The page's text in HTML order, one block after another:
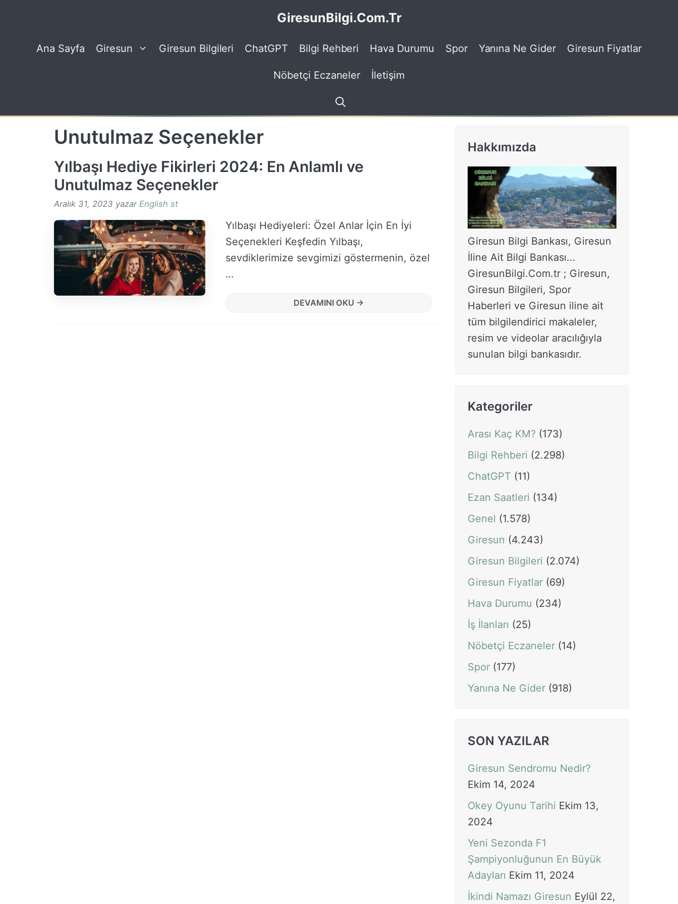
GiresunBilgi.Com.Tr
Ana Sayfa Giresun Giresun Bilgileri ChatGPT Bilgi Rehberi Hava Durumu Spor Yanına Ne Gider Giresun Fiyatlar
Nöbetçi Eczaneler İletişim
Unutulmaz Seçenekler
Yılbaşı Hediye Fikirleri 2024: En Anlamlı ve
Unutulmaz Seçenekler
Aralık 31, 2023 yazar English st
Yılbaşı Hediyeleri: Özel Anlar İçin En İyi
Seçenekleri Keşfedin Yılbaşı,
sevdiklerimize sevgimizi göstermenin, özel
…
DEVAMINI OKU →
Hakkımızda
Giresun Bilgi Bankası, Giresun
İline Ait Bilgi Bankası...
GiresunBilgi.Com.tr ; Giresun,
Giresun Bilgileri, Spor
Haberleri ve Giresun iline ait
tüm bilgilendirici makaleler,
resim ve videolar aracılığıyla
sunulan bilgi bankasıdır.
Kategoriler
Arası Kaç KM? (173)
Bilgi Rehberi (2.298)
ChatGPT (11)
Ezan Saatleri (134)
Genel (1.578)
Giresun (4.243)
Giresun Bilgileri (2.074)
Giresun Fiyatlar (69)
Hava Durumu (234)
İş İlanları (25)
Nöbetçi Eczaneler (14)
Spor (177)
Yanına Ne Gider (918)
SON YAZILAR
Giresun Sendromu Nedir?
Ekim 14, 2024
Okey Oyunu Tarihi Ekim 13,
2024
Yeni Sezonda F1
Şampiyonluğunun En Büyük
Adayları Ekim 11, 2024
İkindi Namazı Giresun Eylül 22,